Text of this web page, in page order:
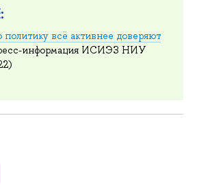
всё активнее доверяют
информация ИСИЭЗ НИУ